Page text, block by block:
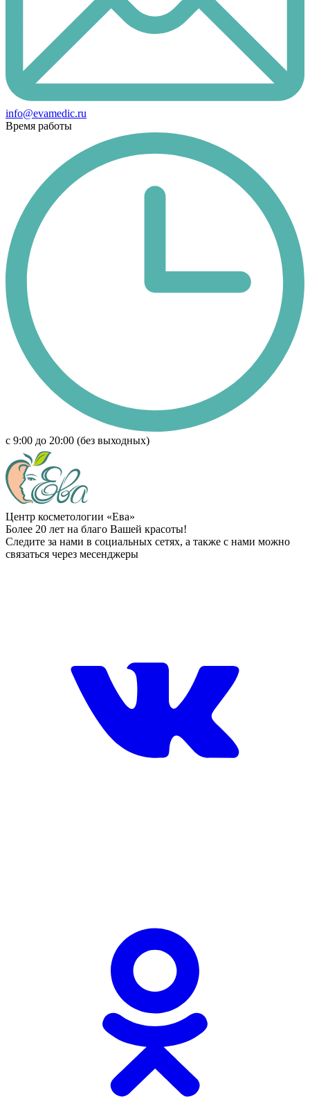
info@evamedic.ru
Время работы
с 9:00 до 20:00 (без выходных)
Центр косметологии «Ева»
Более 20 лет на благо Вашей красоты!
Следите за нами в социальных сетях, а также с нами можно
связаться через месенджеры